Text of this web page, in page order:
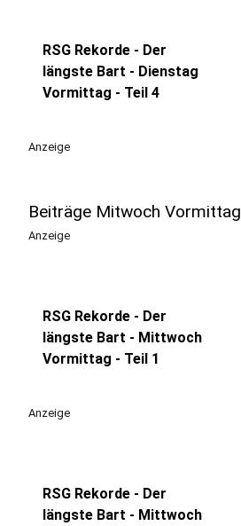
RSG Rekorde - Der
längste Bart - Dienstag
Vormittag - Teil 4
Anzeige
Beiträge Mitwoch Vormittag
Anzeige
RSG Rekorde - Der
längste Bart - Mittwoch
Vormittag - Teil 1
Anzeige
RSG Rekorde - Der
längste Bart - Mittwoch